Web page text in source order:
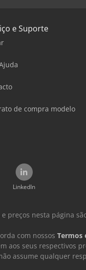
e Suporte
de compra modelo
LinkedIn
preços nesta página
com nossos Termos
aos seus respectivos
assume qualquer